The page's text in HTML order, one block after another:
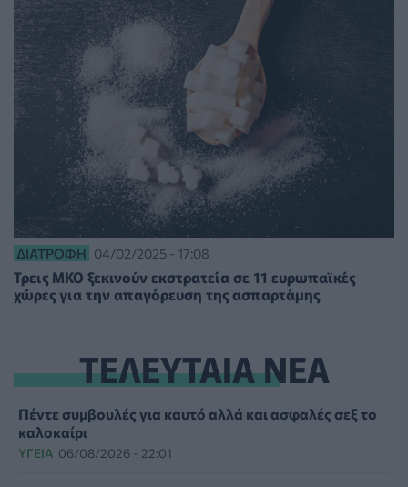
ΔΙΑΤΡΟΦΉ 04/02/2025 - 17:08
Τρεις ΜΚΟ ξεκινούν εκστρατεία σε 11 ευρωπαϊκές
χώρες για την απαγόρευση της ασπαρτάμης
ΤΕΛΕΥΤΑΙΑ ΝΕΑ
Πέντε συμβουλές για καυτό αλλά και ασφαλές σεξ το
καλοκαίρι
ΥΓΕΊΑ 06/08/2026 - 22:01